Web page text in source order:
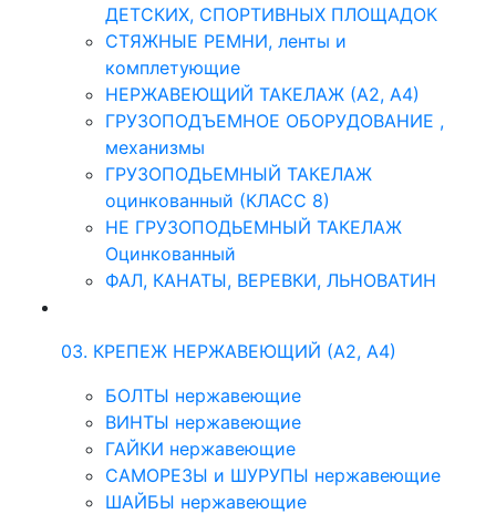
ДЕТСКИХ, СПОРТИВНЫХ ПЛОЩАДОК
СТЯЖНЫЕ РЕМНИ, ленты и
комплетующие
НЕРЖАВЕЮЩИЙ ТАКЕЛАЖ (А2, А4)
ГРУЗОПОДЪЕМНОЕ ОБОРУДОВАНИЕ ,
механизмы
ГРУЗОПОДЬЕМНЫЙ ТАКЕЛАЖ
оцинкованный (КЛАСС 8)
НЕ ГРУЗОПОДЬЕМНЫЙ ТАКЕЛАЖ
Оцинкованный
ФАЛ, КАНАТЫ, ВЕРЕВКИ, ЛЬНОВАТИН
03. КРЕПЕЖ НЕРЖАВЕЮЩИЙ (А2, А4)
БОЛТЫ нержавеющие
ВИНТЫ нержавеющие
ГАЙКИ нержавеющие
САМОРЕЗЫ и ШУРУПЫ нержавеющие
ШАЙБЫ нержавеющие